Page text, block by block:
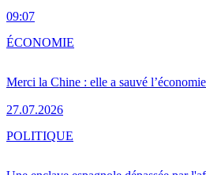
09:07
Merci la Chine : elle a sauvé
27.07.2026
ÉCONOMIE
POLITIQUE